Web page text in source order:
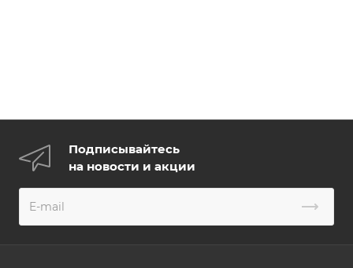
Подписывайтесь
на новости и акции